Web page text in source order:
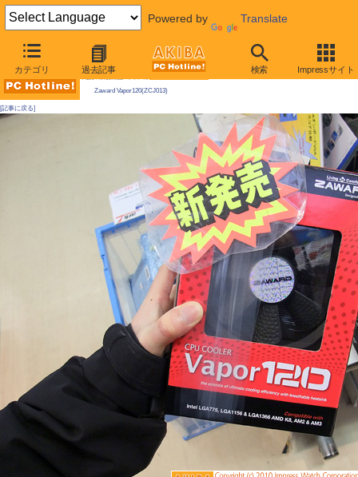
Powered by Translate
カテゴリ 過去記事 検索 Impressサイト
AKIBA PC Hotline! 2010年3月6日号
Zaward Vapor120(ZCJ013)
[記事に戻る]